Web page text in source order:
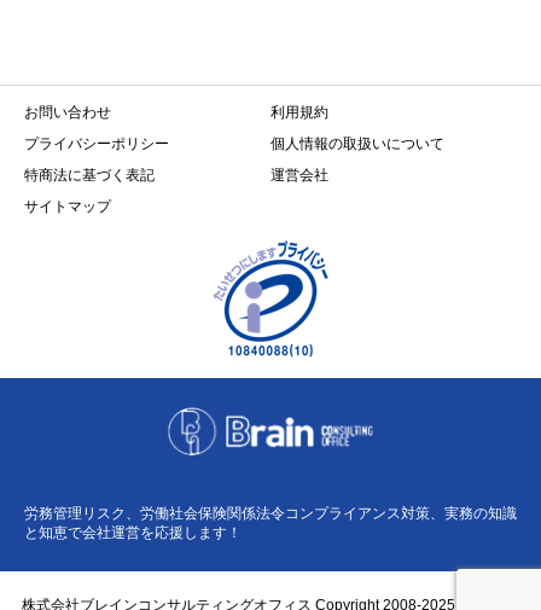
お問い合わせ
利用規約
プライバシーポリシー
個人情報の取扱いについて
特商法に基づく表記
運営会社
サイトマップ
労務管理リスク、労働社会保険関係法令コンプライアンス対策、実務の知識
と知恵で会社運営を応援します！
株式会社ブレインコンサルティングオフィス Copyright 2008-2025 BCO Co.,